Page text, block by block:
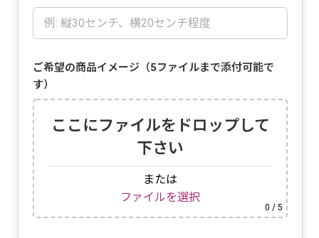
ご希望の商品イメージ（5ファイルまで添付可能で
す）
ここにファイルをドロップして
下さい
または
ファイルを選択
0 / 5